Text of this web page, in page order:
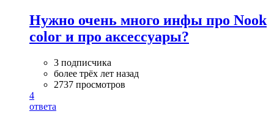
Нужно очень много инфы про Nook
color и про аксессуары?
3 подписчика
более трёх лет назад
2737 просмотров
4
ответа